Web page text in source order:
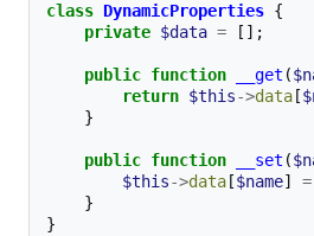
class DynamicProperties {
private $data = [];
public function __get (
return $this->data [
}
public function __set (
$this->data [$name] =
}
}